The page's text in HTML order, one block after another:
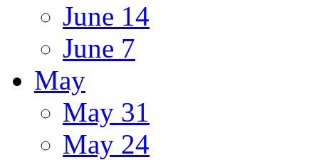
June 14
June 7
May
May 31
May 24